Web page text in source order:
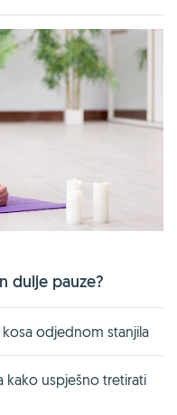
dulje pauze?
odjednom stanjila
kako uspješno tretirati